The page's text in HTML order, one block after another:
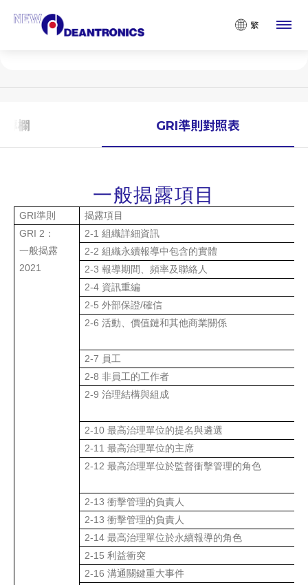
繁
專欄 GRI準則對照表
一般揭露項目
GRI準則 揭露項目
GRI 2 ：
一般揭露
2021
2-1組織詳細資訊
2-2組織永續報導中包含的實體
2-3報導期間、頻率及聯絡人
2-4 資訊重編
2-5外部保證/確信
2-6活動、價值鏈和其他商業關係
2-7 員工
2-8非員工的工作者
2-9治理結構與組成
2-10最高治理單位的提名與遴選
2-11最高治理單位的主席
2-12最高治理單位於監督衝擊管理的角色
2-13衝擊管理的負責人
2-13衝擊管理的負責人
2-14最高治理單位於永續報導的角色
2-15利益衝突
2-16溝通關鍵重大事件